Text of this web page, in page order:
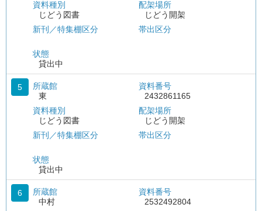
資料種別
じどう図書
新刊／特集棚区分
状態
貸出中
配架場所
じどう開架
帯出区分
5
所蔵館
東
資料種別
じどう図書
新刊／特集棚区分
状態
貸出中
資料番号
2432861165
配架場所
じどう開架
帯出区分
6
所蔵館
中村
資料番号
2532492804